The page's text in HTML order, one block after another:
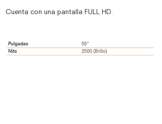
Cuenta con una pantalla FULL HD.